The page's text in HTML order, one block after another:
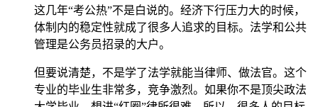
这几年“考公热”不是白说的。经济下行压力大的时候，
体制内的稳定性就成了很多人追求的目标。法学和公共
管理是公务员招录的大户。
但要说清楚，不是学了法学就能当律师、做法官。这个
专业的毕业生非常多，竞争激烈。如果你不是顶尖政法